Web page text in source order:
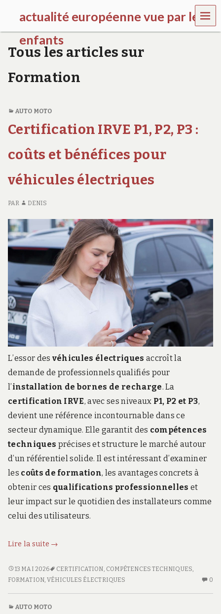
actualité européenne vue par les
enfants
k
d
a
l
l
e
y
f
r
MEN
U
Tous les articles sur
Formation
AUTO MOTO
Certification IRVE P1, P2, P3 :
coûts et bénéfices pour
véhicules électriques
PAR DENIS
L’essor des véhicules électriques accroît la
demande de professionnels qualifiés pour
l’installation de bornes de recharge. La
certification IRVE, avec ses niveaux P1, P2 et P3,
devient une référence incontournable dans ce
secteur dynamique. Elle garantit des compétences
techniques précises et structure le marché autour
d’un référentiel solide. Il est intéressant d’examiner
les coûts de formation, les avantages concrets à
obtenir ces qualifications professionnelles et
leur impact sur le quotidien des installateurs comme
celui des utilisateurs.
Lire la suite
Certification
P1,
P2,
P3
:
→
CERTIFICATION
IRVE
13 MAI 2026 CERTIFICATION, COMPÉTENCES TECHNIQUES,
FORMATION,VÉHICULES ÉLECTRIQUES 0
AUTO MOTO